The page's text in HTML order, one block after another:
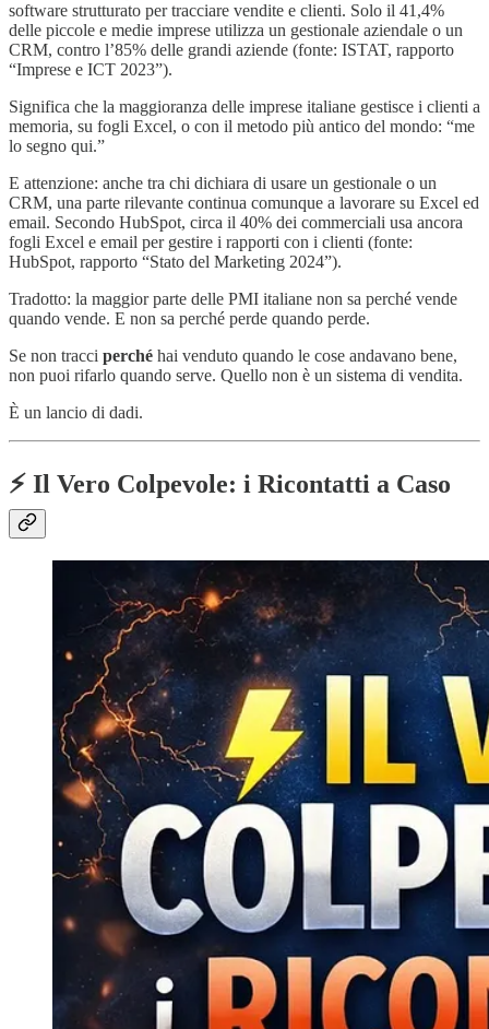
software strutturato per tracciare vendite e clienti. Solo il 41,4%
delle piccole e medie imprese utilizza un gestionale aziendale o un
CRM, contro l’85% delle grandi aziende (fonte: ISTAT, rapporto
“Imprese e ICT 2023”).
Significa che la maggioranza delle imprese italiane gestisce i clienti a
memoria, su fogli Excel, o con il metodo più antico del mondo: “me
lo segno qui.”
E attenzione: anche tra chi dichiara di usare un gestionale o un
CRM, una parte rilevante continua comunque a lavorare su Excel ed
email. Secondo HubSpot, circa il 40% dei commerciali usa ancora
fogli Excel e email per gestire i rapporti con i clienti (fonte:
HubSpot, rapporto “Stato del Marketing 2024”).
Tradotto: la maggior parte delle PMI italiane non sa perché vende
quando vende. E non sa perché perde quando perde.
Se non tracci perché hai venduto quando le cose andavano bene,
non puoi rifarlo quando serve. Quello non è un sistema di vendita.
È un lancio di dadi.
⚡ Il Vero Colpevole: i Ricontatti a Caso